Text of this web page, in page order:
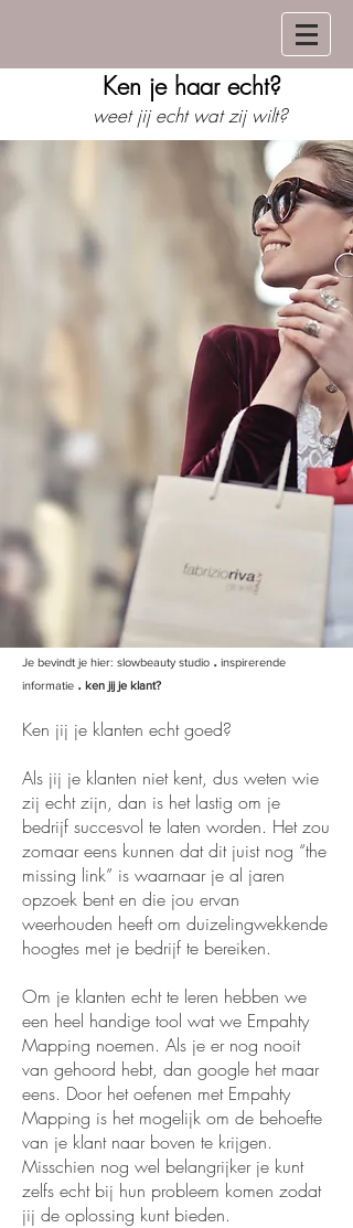
Ken je haar echt?
weet jij echt wat zij wilt?
Je bevindt je hier: slowbeauty studio . inspirerende
informatie . ken jij je klant?
Ken jij je klanten echt goed?
Als jij je klanten niet kent, dus weten wie
zij echt zijn, dan is het lastig om je
bedrijf succesvol te laten worden. Het zou
zomaar eens kunnen dat dit juist nog “the
missing link” is waarnaar je al jaren
opzoek bent en die jou ervan
weerhouden heeft om duizelingwekkende
hoogtes met je bedrijf te bereiken.
Om je klanten echt te leren hebben we
een heel handige tool wat we Empahty
Mapping noemen. Als je er nog nooit
van gehoord hebt, dan google het maar
eens. Door het oefenen met Empahty
Mapping is het mogelijk om de behoefte
van je klant naar boven te krijgen.
Misschien nog wel belangrijker je kunt
zelfs echt bij hun probleem komen zodat
jij de oplossing kunt bieden.